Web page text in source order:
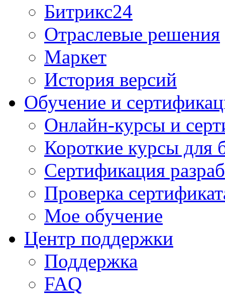
Битрикс24
Отраслевые решения
Маркет
История версий
Обучение и
Онлайн-курсы и
Короткие курсы для
Сертификация
Проверка
Мое обучение
Центр поддержки
Поддержка
FAQ